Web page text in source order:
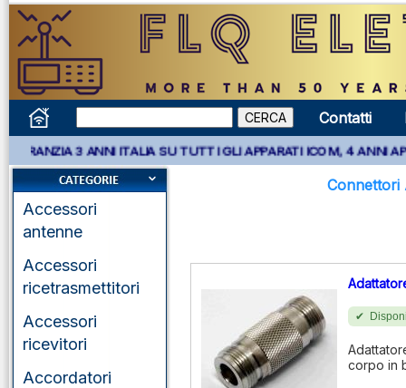
Contatti
ITALIA SU TUTTI GLI APPARATI ICOM, 4 ANNI APPARATI
Accessori
antenne
Accessori
ricetrasmettitori
Accessori
ricevitori
Accordatori
Connettori
corpo in